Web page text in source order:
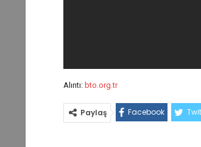
Alıntı: bto.org.tr
Paylaş Facebook